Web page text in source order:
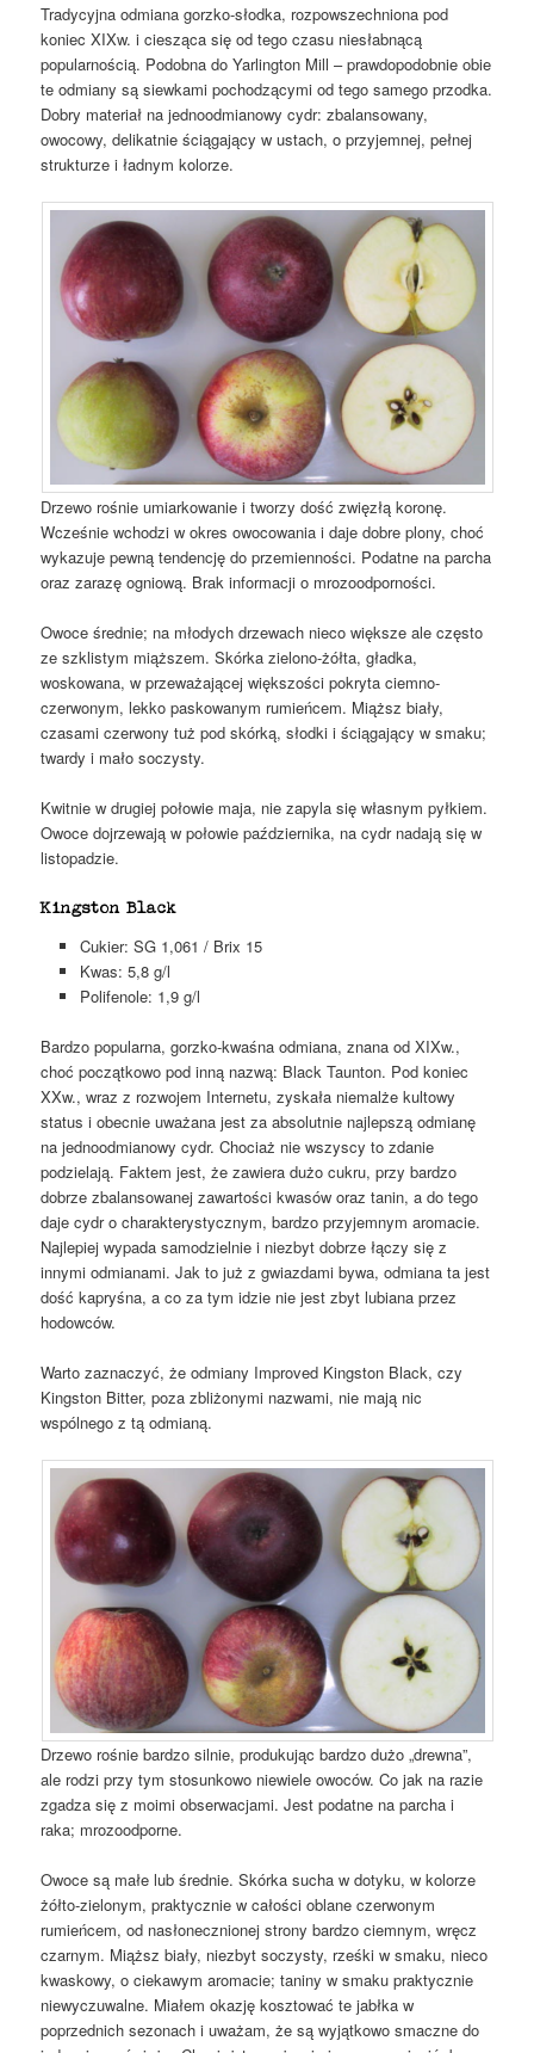
Tradycyjna odmiana gorzko-słodka, rozpowszechniona pod
koniec XIXw. i ciesząca się od tego czasu niesłabnącą
popularnością. Podobna do Yarlington Mill – prawdopodobnie obie
te odmiany są siewkami pochodzącymi od tego samego przodka.
Dobry materiał na jednoodmianowy cydr: zbalansowany,
owocowy, delikatnie ściągający w ustach, o przyjemnej, pełnej
strukturze i ładnym kolorze.
Drzewo rośnie umiarkowanie i tworzy dość zwięzłą koronę.
Wcześnie wchodzi w okres owocowania i daje dobre plony, choć
wykazuje pewną tendencję do przemienności. Podatne na parcha
oraz zarazę ogniową. Brak informacji o mrozoodporności.
Owoce średnie; na młodych drzewach nieco większe ale często
ze szklistym miąższem. Skórka zielono-żółta, gładka,
woskowana, w przeważającej większości pokryta ciemno-
czerwonym, lekko paskowanym rumieńcem. Miąższ biały,
czasami czerwony tuż pod skórką, słodki i ściągający w smaku;
twardy i mało soczysty.
Kwitnie w drugiej połowie maja, nie zapyla się własnym pyłkiem.
Owoce dojrzewają w połowie października, na cydr nadają się w
listopadzie.
Kingston Black
Cukier: SG 1,061 / Brix 15
Kwas: 5,8 g/l
Polifenole: 1,9 g/l
Bardzo popularna, gorzko-kwaśna odmiana, znana od XIXw.,
choć początkowo pod inną nazwą: Black Taunton. Pod koniec
XXw., wraz z rozwojem Internetu, zyskała niemalże kultowy
status i obecnie uważana jest za absolutnie najlepszą odmianę
na jednoodmianowy cydr. Chociaż nie wszyscy to zdanie
podzielają. Faktem jest, że zawiera dużo cukru, przy bardzo
dobrze zbalansowanej zawartości kwasów oraz tanin, a do tego
daje cydr o charakterystycznym, bardzo przyjemnym aromacie.
Najlepiej wypada samodzielnie i niezbyt dobrze łączy się z
innymi odmianami. Jak to już z gwiazdami bywa, odmiana ta jest
dość kapryśna, a co za tym idzie nie jest zbyt lubiana przez
hodowców.
Warto zaznaczyć, że odmiany Improved Kingston Black, czy
Kingston Bitter, poza zbliżonymi nazwami, nie mają nic
wspólnego z tą odmianą.
Drzewo rośnie bardzo silnie, produkując bardzo dużo „drewna”,
ale rodzi przy tym stosunkowo niewiele owoców. Co jak na razie
zgadza się z moimi obserwacjami. Jest podatne na parcha i
raka; mrozoodporne.
Owoce są małe lub średnie. Skórka sucha w dotyku, w kolorze
żółto-zielonym, praktycznie w całości oblane czerwonym
rumieńcem, od nasłonecznionej strony bardzo ciemnym, wręcz
czarnym. Miąższ biały, niezbyt soczysty, rześki w smaku, nieco
kwaskowy, o ciekawym aromacie; taniny w smaku praktycznie
niewyczuwalne. Miałem okazję kosztować te jabłka w
poprzednich sezonach i uważam, że są wyjątkowo smaczne do